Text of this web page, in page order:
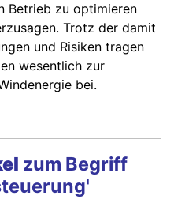
Betrieb zu optimieren
Trotz der damit
und Risiken tragen
wesentlich zur
bei.
zum Begriff